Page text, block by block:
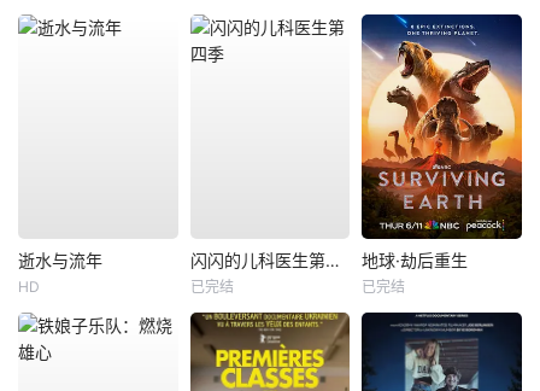
逝水与流年
HD
闪闪的儿科医生第四季
已完结
地球·劫后重生
已完结